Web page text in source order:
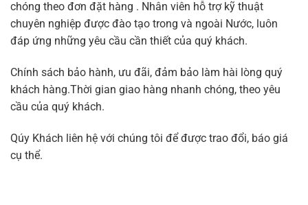
chóng theo đơn đặt hàng . Nhân viên hỗ trợ kỹ thuật
chuyên nghiệp được đào tạo trong và ngoài Nước, luôn
đáp ứng những yêu cầu cần thiết của quý khách.
Chính sách bảo hành, ưu đãi, đảm bảo làm hài lòng quý
khách hàng.Thời gian giao hàng nhanh chóng, theo yêu
cầu của quý khách.
Qúy Khách liên hệ với chúng tôi để được trao đổi, báo giá
cụ thể.